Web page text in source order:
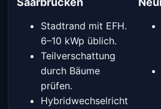
Stadtrand mit EFH.
6–10 kWp üblich.
Teilverschattung
durch Bäume
prüfen.
Hybridwechselricht